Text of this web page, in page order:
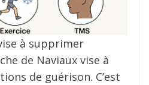
à supprimer
de Naviaux vise à
de guérison. C’est